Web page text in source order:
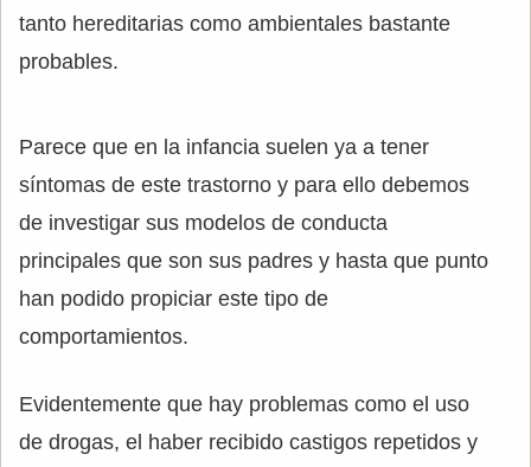
tanto hereditarias como ambientales bastante
probables.
Parece que en la infancia suelen ya a tener
síntomas de este trastorno y para ello debemos
de investigar sus modelos de conducta
principales que son sus padres y hasta que punto
han podido propiciar este tipo de
comportamientos.
Evidentemente que hay problemas como el uso
de drogas, el haber recibido castigos repetidos y